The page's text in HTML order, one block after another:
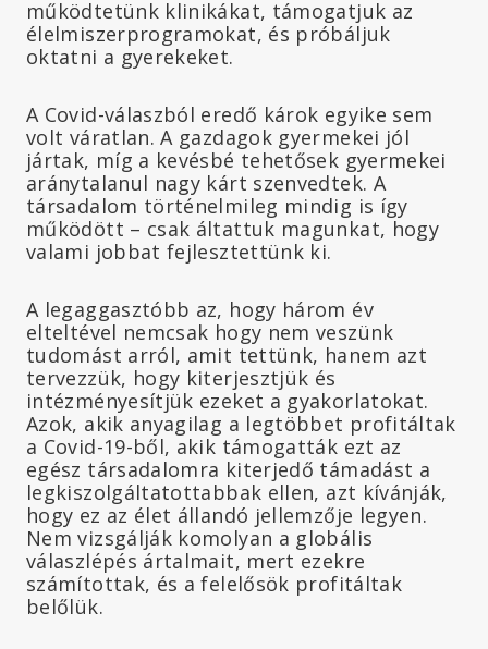
működtetünk klinikákat, támogatjuk az
élelmiszerprogramokat, és próbáljuk
oktatni a gyerekeket.
A Covid-válaszból eredő károk egyike sem
volt váratlan. A gazdagok gyermekei jól
jártak, míg a kevésbé tehetősek gyermekei
aránytalanul nagy kárt szenvedtek. A
társadalom történelmileg mindig is így
működött – csak áltattuk magunkat, hogy
valami jobbat fejlesztettünk ki.
A legaggasztóbb az, hogy három év
elteltével nemcsak hogy nem veszünk
tudomást arról, amit tettünk, hanem azt
tervezzük, hogy kiterjesztjük és
intézményesítjük ezeket a gyakorlatokat.
Azok, akik anyagilag a legtöbbet profitáltak
a Covid-19-ből, akik támogatták ezt az
egész társadalomra kiterjedő támadást a
legkiszolgáltatottabbak ellen, azt kívánják,
hogy ez az élet állandó jellemzője legyen.
Nem vizsgálják komolyan a globális
válaszlépés ártalmait, mert ezekre
számítottak, és a felelősök profitáltak
belőlük.